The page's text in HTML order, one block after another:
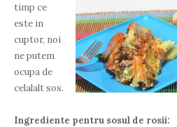
timp ce
este in
cuptor, noi
ne putem
ocupa de
celalalt sos.
Ingrediente pentru sosul de rosii: